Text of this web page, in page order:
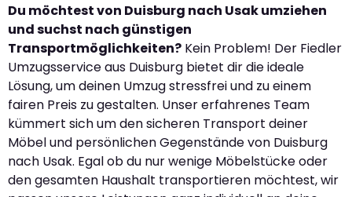
Du möchtest von Duisburg nach Usak umziehen
und suchst nach günstigen
Transportmöglichkeiten? Kein Problem! Der Fiedler
Umzugsservice aus Duisburg bietet dir die ideale
Lösung, um deinen Umzug stressfrei und zu einem
fairen Preis zu gestalten. Unser erfahrenes Team
kümmert sich um den sicheren Transport deiner
Möbel und persönlichen Gegenstände von Duisburg
nach Usak. Egal ob du nur wenige Möbelstücke oder
den gesamten Haushalt transportieren möchtest, wir